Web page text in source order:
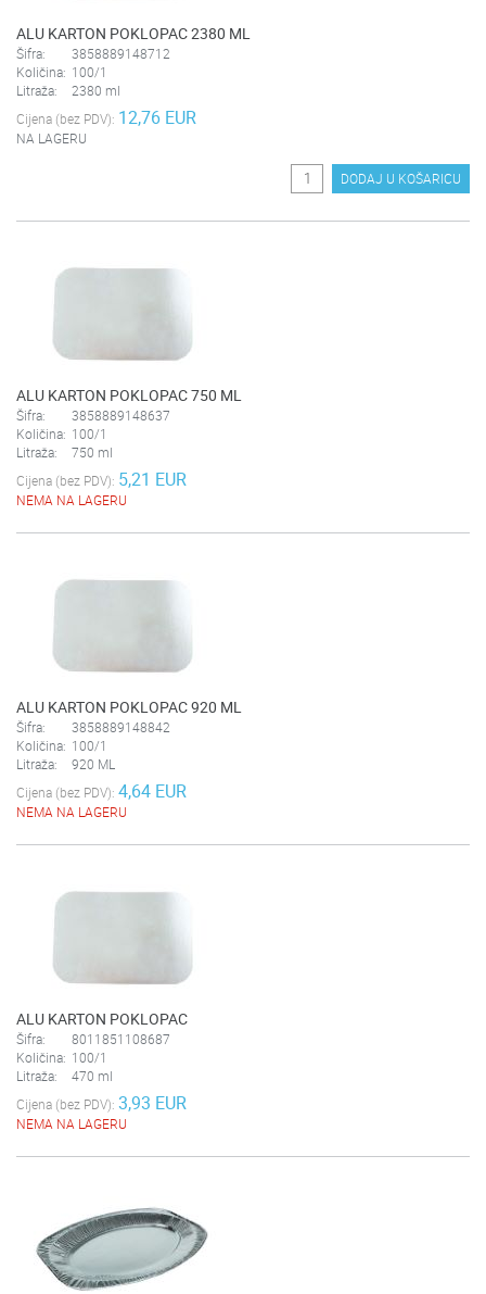
ALU KARTON POKLOPAC 2380 ML
Šifra:
3858889148712
Količina: 100/1
Litraža:
2380 ml
Cijena (bez PDV): 12,76 EUR
NA LAGERU
DODAJ U KOŠARICU
ALU KARTON POKLOPAC 750 ML
Šifra:
3858889148637
Količina: 100/1
Litraža:
750 ml
Cijena (bez PDV): 5,21 EUR
NEMA NA LAGERU
ALU KARTON POKLOPAC 920 ML
Šifra:
3858889148842
Količina: 100/1
Litraža:
920 ML
Cijena (bez PDV): 4,64 EUR
NEMA NA LAGERU
ALU KARTON POKLOPAC
Šifra:
8011851108687
Količina: 100/1
Litraža:
470 ml
Cijena (bez PDV): 3,93 EUR
NEMA NA LAGERU